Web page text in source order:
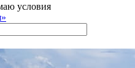
условия